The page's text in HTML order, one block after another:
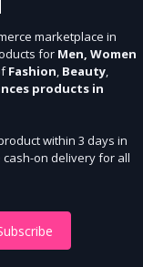
marketplace in
for Men, Women
Fashion, Beauty,
products in
within 3 days in
on delivery for all
the Sudip Mart family.
experience in